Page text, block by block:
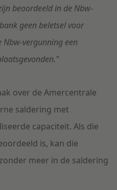
beoordeeld in de Nbw-
geen beletsel voor
vergunning een
over de Amercentrale
saldering met
capaciteit. Als die
is, kan die
meer in de saldering